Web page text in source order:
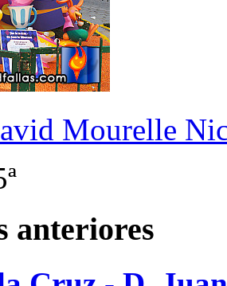
Mourelle
anteriores